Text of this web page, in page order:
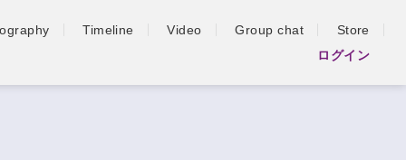
Timeline Video Group chat
Store
ログイン